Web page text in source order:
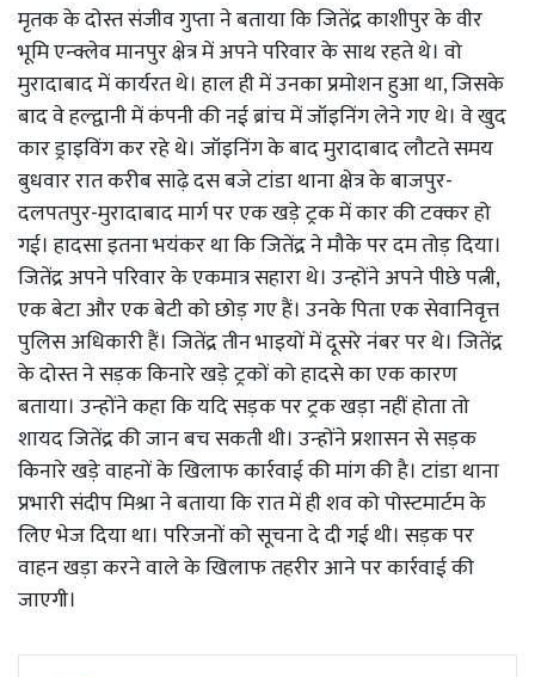
मृतक के दोस्त संजीव गुप्ता ने बताया कि जितेंद्र काशीपुर के वीर
भूमि एन्क्लेव मानपुर क्षेत्र में अपने परिवार के साथ रहते थे। वो
मुरादाबाद में कार्यरत थे। हाल ही में उनका प्रमोशन हुआ था, जिसके
बाद वे हल्द्वानी में कंपनी की नई ब्रांच में जॉइनिंग लेने गए थे। वे खुद
कार ड्राइविंग कर रहे थे। जॉइनिंग के बाद मुरादाबाद लौटते समय
बुधवार रात करीब साढ़े दस बजे टांडा थाना क्षेत्र के बाजपुर-
दलपतपुर-मुरादाबाद मार्ग पर एक खड़े ट्रक में कार की टक्कर हो
गई। हादसा इतना भयंकर था कि जितेंद्र ने मौके पर दम तोड़ दिया।
जितेंद्र अपने परिवार के एकमात्र सहारा थे। उन्होंने अपने पीछे पत्नी,
एक बेटा और एक बेटी को छोड़ गए हैं। उनके पिता एक सेवानिवृत्त
पुलिस अधिकारी हैं। जितेंद्र तीन भाइयों में दूसरे नंबर पर थे। जितेंद्र
के दोस्त ने सड़क किनारे खड़े ट्रकों को हादसे का एक कारण
बताया। उन्होंने कहा कि यदि सड़क पर ट्रक खड़ा नहीं होता तो
शायद जितेंद्र की जान बच सकती थी। उन्होंने प्रशासन से सड़क
किनारे खड़े वाहनों के खिलाफ कार्रवाई की मांग की है। टांडा थाना
प्रभारी संदीप मिश्रा ने बताया कि रात में ही शव को पोस्टमार्टम के
लिए भेज दिया था। परिजनों को सूचना दे दी गई थी। सड़क पर
वाहन खड़ा करने वाले के खिलाफ तहरीर आने पर कार्रवाई की
जाएगी।